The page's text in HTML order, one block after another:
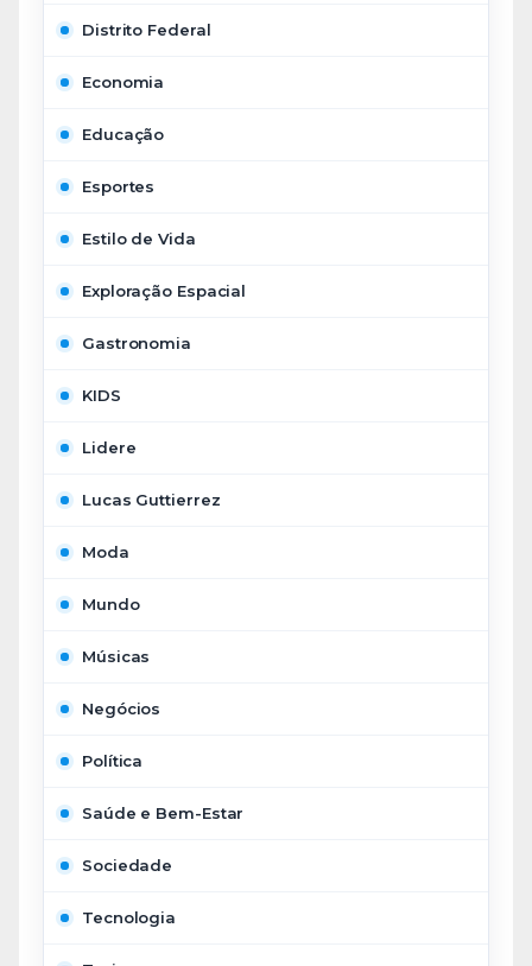
Distrito Federal
Economia
Educação
Esportes
Estilo de Vida
Exploração Espacial
Gastronomia
KIDS
Lidere
Lucas Guttierrez
Moda
Mundo
Músicas
Negócios
Política
Saúde e Bem-Estar
Sociedade
Tecnologia